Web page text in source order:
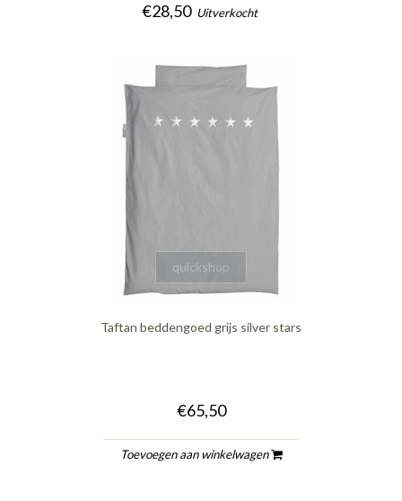
€28,50 Uitverkocht
quickshop
Taftan beddengoed grijs silver stars
€65,50
Toevoegen aan winkelwagen